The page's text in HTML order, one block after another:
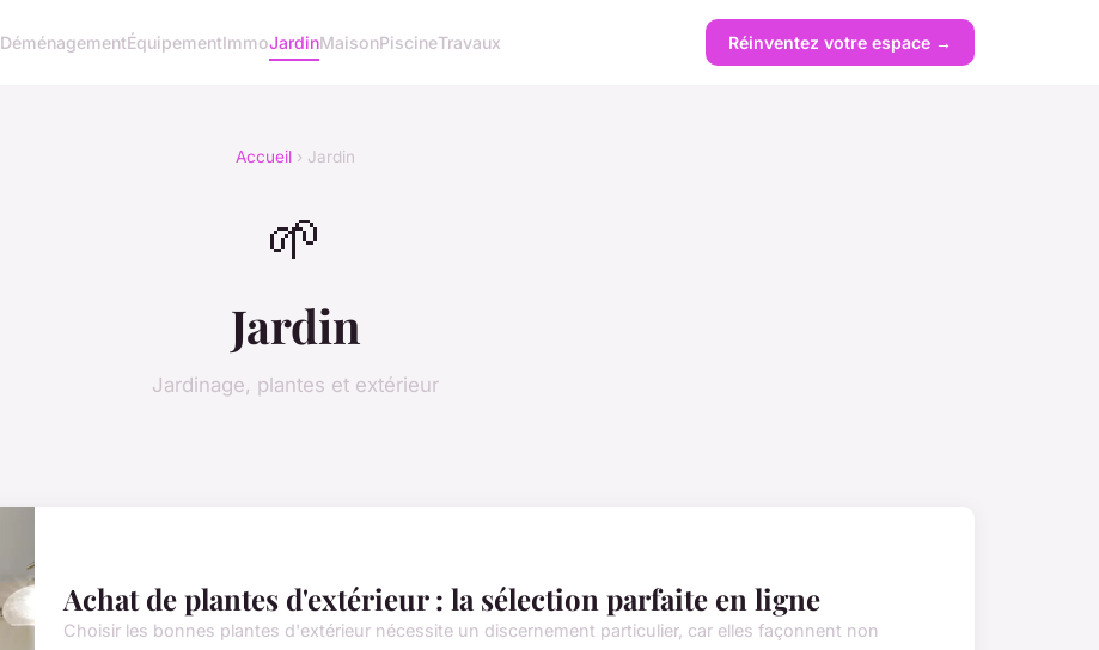
DéménagementÉquipementImmoJardinMaisonPiscineTravaux Réinventez votre espace →
Accueil › Jardin
🌱
Jardin
Jardinage, plantes et extérieur
Achat de plantes d'extérieur : la sélection parfaite en ligne
Choisir les bonnes plantes d'extérieur nécessite un discernement particulier, car elles façonnent non